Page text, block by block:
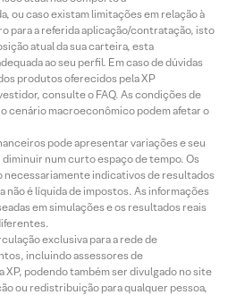
ou caso existam limitações em relação à
para a referida aplicação/contratação, isto
atual da sua carteira, esta
ao seu perfil. Em caso de dúvidas
produtos oferecidos pela XP
consulte o FAQ. As condições de
cenário macroeconômico podem afetar o
pode apresentar variações e seu
num curto espaço de tempo. Os
necessariamente indicativos de resultados
é líquida de impostos. As informações
em simulações e os resultados reais
exclusiva para a rede de
incluindo assessores de
podendo também ser divulgado no site
ou redistribuição para qualquer pessoa,